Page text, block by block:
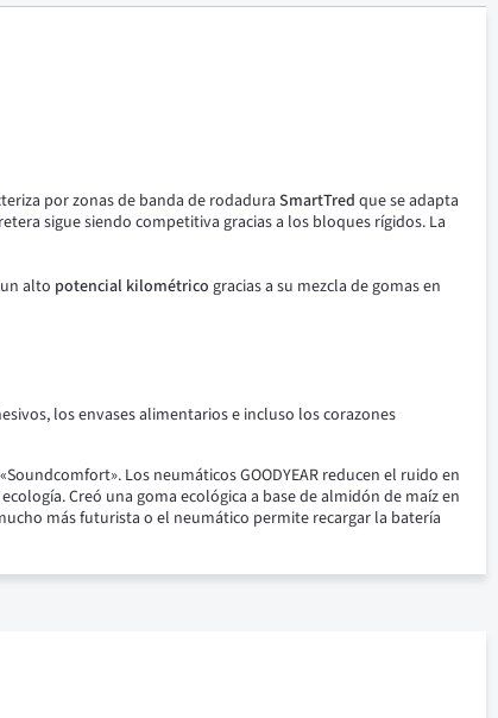
por zonas de banda de rodadura SmartTred que se adapta
sigue siendo competitiva gracias a los bloques rígidos. La
alto potencial kilométrico gracias a su mezcla de gomas en
los envases alimentarios e incluso los corazones
Los neumáticos GOODYEAR reducen el ruido en
Creó una goma ecológica a base de almidón de maíz en
más futurista o el neumático permite recargar la batería